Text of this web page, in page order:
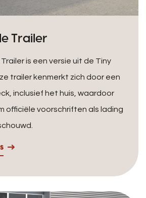
Trailer
is een versie uit de Tiny
trailer kenmerkt zich door een
inclusief het huis, waardoor
officiële voorschriften als lading